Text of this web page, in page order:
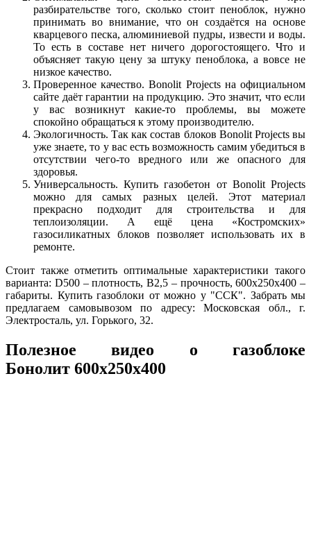
разбирательстве того, сколько стоит пеноблок, нужно
принимать во внимание, что он создаётся на основе
кварцевого песка, алюминиевой пудры, извести и воды.
То есть в составе нет ничего дорогостоящего. Что и
объясняет такую цену за штуку пеноблока, а вовсе не
низкое качество.
Проверенное качество. Bonolit Projects на официальном
сайте даёт гарантии на продукцию. Это значит, что если
у вас возникнут какие-то проблемы, вы можете
спокойно обращаться к этому производителю.
Экологичность. Так как состав блоков Bonolit Projects вы
уже знаете, то у вас есть возможность самим убедиться в
отсутствии чего-то вредного или же опасного для
здоровья.
Универсальность. Купить газобетон от Bonolit Projects
можно для самых разных целей. Этот материал
прекрасно подходит для строительства и для
теплоизоляции. А ещё цена «Костромских»
газосиликатных блоков позволяет использовать их в
ремонте.
Стоит также отметить оптимальные характеристики такого
варианта: D500 – плотность, В2,5 – прочность, 600х250х400 –
габариты. Купить газоблоки от можно у "ССК". Забрать мы
предлагаем самовывозом по адресу: Московская обл., г.
Электросталь, ул. Горького, 32.
Полезное видео о газоблоке
Бонолит 600х250х400